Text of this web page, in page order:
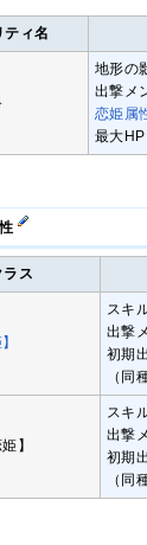
ティ名
地形の
出撃メ
恋姫属
最大
ラス
スキ
出撃
初期
（同
】
スキ
出撃
初期
（同